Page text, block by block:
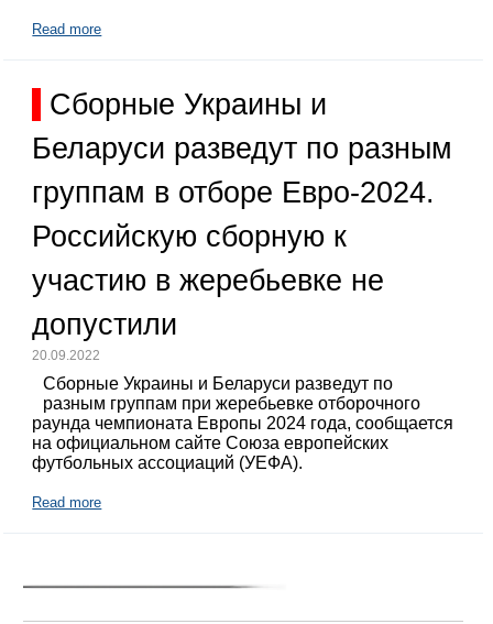
Read more
Сборные Украины и
Беларуси разведут по разным
группам в отборе Евро-2024.
Российскую сборную к
участию в жеребьевке не
допустили
20.09.2022
Сборные Украины и Беларуси разведут по
разным группам при жеребьевке отборочного
раунда чемпионата Европы 2024 года, сообщается
на официальном сайте Союза европейских
футбольных ассоциаций (УЕФА).
Read more